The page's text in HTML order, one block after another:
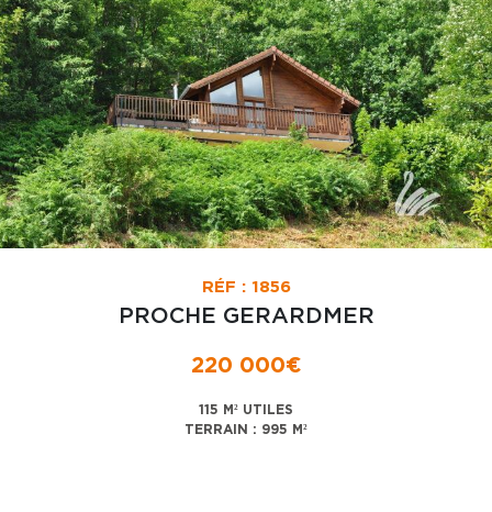
RÉF : 1856
PROCHE GERARDMER
220 000€
115 M² UTILES
TERRAIN : 995 M²